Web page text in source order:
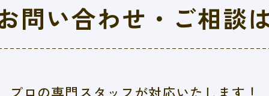
問い合わせ・ ご相談
プロの専門スタッフが対応いたします！